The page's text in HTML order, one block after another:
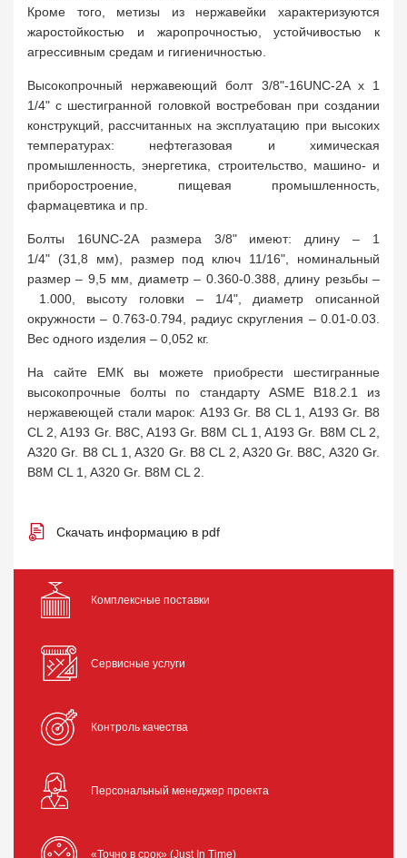
Кроме того, метизы из нержавейки характеризуются
жаростойкостью и жаропрочностью, устойчивостью к
агрессивным средам и гигиеничностью.
Высокопрочный нержавеющий болт 3/8"-16UNC-2A х 1
1/4" с шестигранной головкой востребован при создании
конструкций, рассчитанных на эксплуатацию при высоких
температурах: нефтегазовая и химическая
промышленность, энергетика, строительство, машино- и
приборостроение, пищевая промышленность,
фармацевтика и пр.
Болты 16UNC-2A размера 3/8" имеют: длину – 1
1/4" (31,8 мм), размер под ключ 11/16", номинальный
размер – 9,5 мм, диаметр – 0.360-0.388, длину резьбы –
1.000, высоту головки – 1/4", диаметр описанной
окружности – 0.763-0.794, радиус скругления – 0.01-0.03.
Вес одного изделия – 0,052 кг.
На сайте ЕМК вы можете приобрести шестигранные
высокопрочные болты по стандарту ASME B18.2.1 из
нержавеющей стали марок: A193 Gr. B8 CL 1, A193 Gr. B8
CL 2, A193 Gr. B8C, A193 Gr. B8M CL 1, A193 Gr. B8M CL 2,
A320 Gr. B8 CL 1, A320 Gr. B8 CL 2, A320 Gr. B8C, A320 Gr.
B8M CL 1, A320 Gr. B8M CL 2.
Скачать информацию в pdf
Комплексные поставки
Сервисные услуги
Контроль качества
Персональный менеджер проекта
«Точно в срок» (Just In Time)